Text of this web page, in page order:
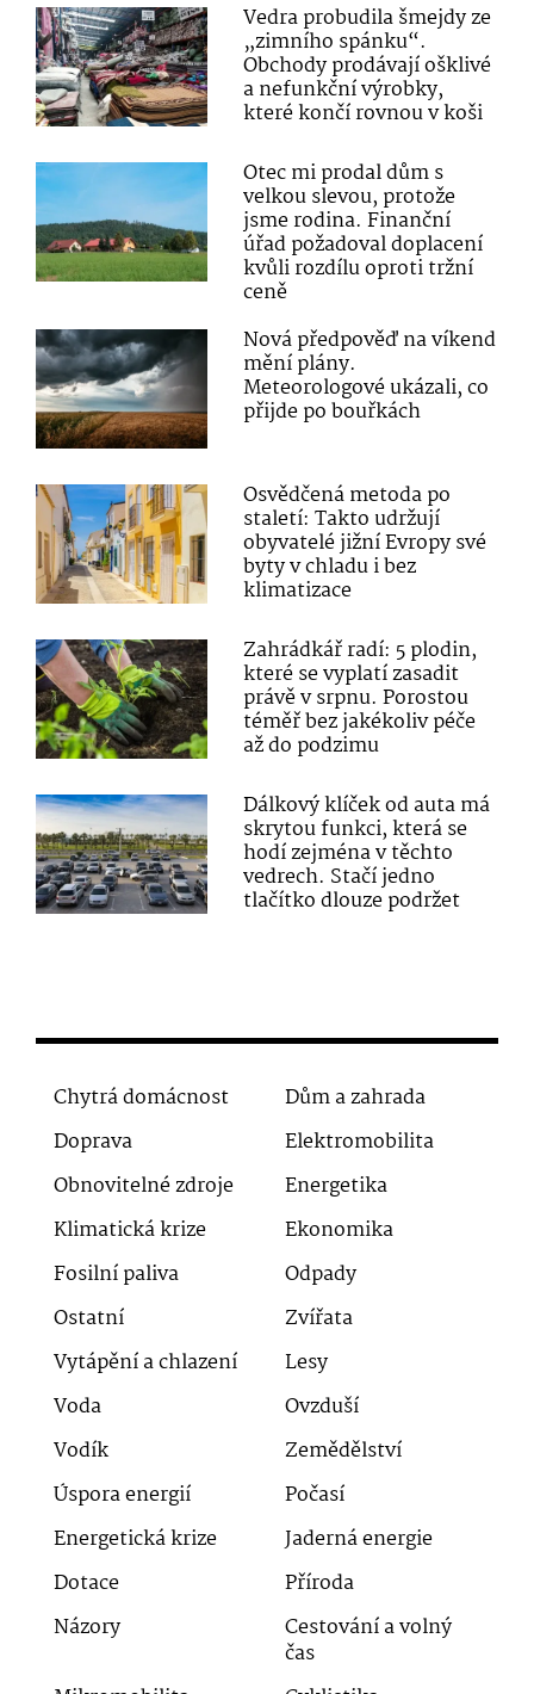
Vedra probudila šmejdy ze
„zimního spánku“.
Obchody prodávají ošklivé
a nefunkční výrobky,
které končí rovnou v koši
Otec mi prodal dům s
velkou slevou, protože
jsme rodina. Finanční
úřad požadoval doplacení
kvůli rozdílu oproti tržní
ceně
Nová předpověď na víkend
mění plány.
Meteorologové ukázali, co
přijde po bouřkách
Osvědčená metoda po
staletí: Takto udržují
obyvatelé jižní Evropy své
byty v chladu i bez
klimatizace
Zahrádkář radí: 5 plodin,
které se vyplatí zasadit
právě v srpnu. Porostou
téměř bez jakékoliv péče
až do podzimu
Dálkový klíček od auta má
skrytou funkci, která se
hodí zejména v těchto
vedrech. Stačí jedno
tlačítko dlouze podržet
Chytrá domácnost
Dům a zahrada
Doprava
Elektromobilita
Obnovitelné zdroje
Energetika
Klimatická krize
Ekonomika
Fosilní paliva
Odpady
Ostatní
Zvířata
Vytápění a chlazení
Lesy
Voda
Ovzduší
Vodík
Zemědělství
Úspora energií
Počasí
Energetická krize
Jaderná energie
Dotace
Příroda
Názory
Cestování a volný
čas